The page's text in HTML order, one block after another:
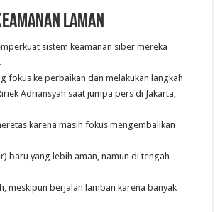
laman
sistem keamanan siber mereka
fokus ke perbaikan dan melakukan langkah
Adriansyah saat jumpa pers di Jakarta,
karena masih fokus mengembalikan
baru yang lebih aman, namun di tengah
meskipun berjalan lamban karena banyak